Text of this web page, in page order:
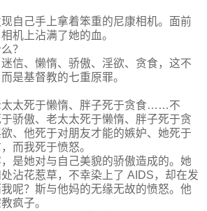
自己手上拿着笨重的尼康相机。面前
机上沾满了她的血。
？
信、懒惰、骄傲、淫欲、贪食，这不
是基督教的七重原罪。
太太死于懒惰、胖子死于贪食……不
骄傲、老太太死于懒惰、胖子死于贪
、他死于对朋友才能的嫉妒、她死于
而我死于愤怒。
是她对与自己美貌的骄傲造成的。她
沾花惹草，不幸染上了 AIDS，却在发
呢？斯与他妈的无缘无故的愤怒。他
疯子。